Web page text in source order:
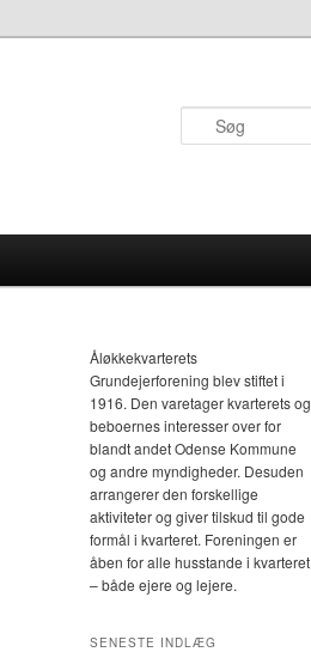
Åløkkekvarterets
Grundejerforening blev stiftet i
1916. Den varetager kvarterets og
beboernes interesser over for
blandt andet Odense Kommune
og andre myndigheder. Desuden
arrangerer den forskellige
aktiviteter og giver tilskud til gode
formål i kvarteret. Foreningen er
åben for alle husstande i kvarteret
– både ejere og lejere.
SENESTE INDLÆG